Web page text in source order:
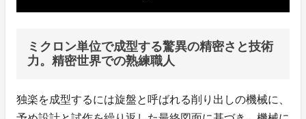
ミクロン単位で成型する驚異の精密さと技術
力。精密世界での熟練職人
独楽を成型するには旋盤と呼ばれる削り出しの機械に、